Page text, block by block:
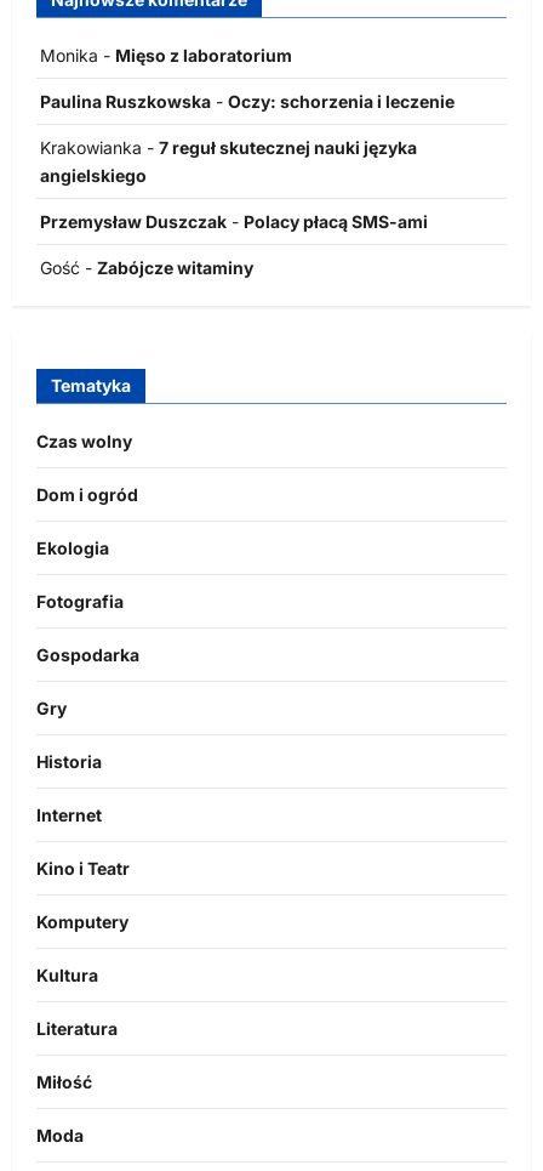
Monika - Mięso z laboratorium
Paulina Ruszkowska - Oczy: schorzenia i leczenie
Krakowianka - 7 reguł skutecznej nauki języka
angielskiego
Przemysław Duszczak - Polacy płacą SMS-ami
Gość - Zabójcze witaminy
Tematyka
Czas wolny
Dom i ogród
Ekologia
Fotografia
Gospodarka
Gry
Historia
Internet
Kino i Teatr
Komputery
Kultura
Literatura
Miłość
Moda